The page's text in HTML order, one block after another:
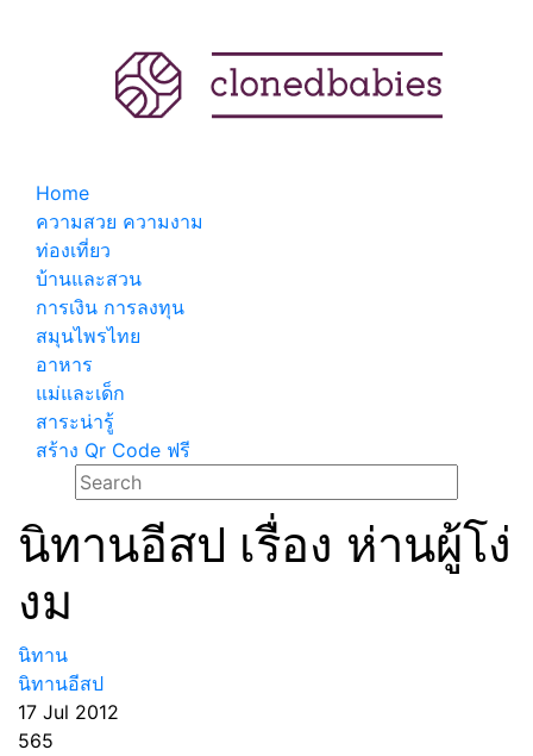
Home
ความสวย ความงาม
ท่องเที่ยว
บ้านและสวน
การเงิน การลงทุน
สมุนไพรไทย
อาหาร
แม่และเด็ก
สาระน่ารู้
สร้าง Qr Code ฟรี
นิทานอีสป เรื่อง ห่านผู้โง่
งม
นิทาน
นิทานอีสป
17 Jul 2012
565